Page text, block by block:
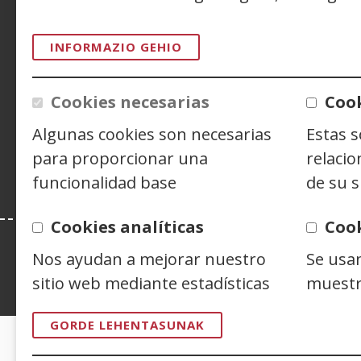
INFORMAZIO GEHIO
Cookies necesarias
Algunas cookies son necesarias
para proporcionar una
funcionalidad base
Estas
de su
Cookies analíticas
Nos ayudan a mejorar nuestro
sitio web mediante estadísticas
Se
GORDE LEHENTASUNAK
AVISO LEGAL
CONTACTO
leiho
leiho
berrian)
leiho
Esta web se ajusta a lo establecido en